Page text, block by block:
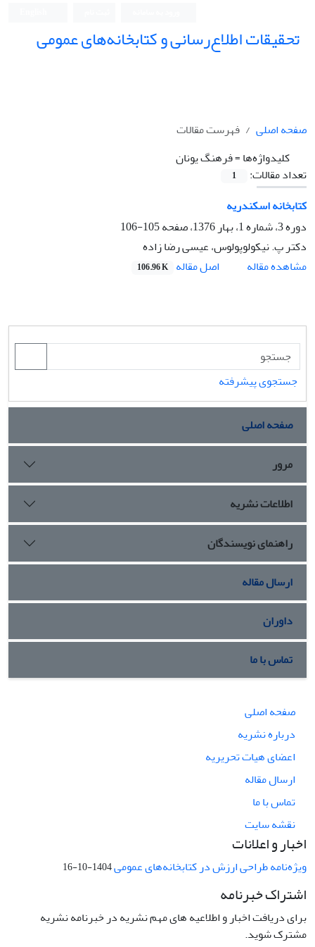
تحقیقات اطلاع‌رسانی و کتابخانه‌های عمومی
صفحه اصلی
فهرست مقالات
کلیدواژه‌ها =فرهنگ یونان
تعداد مقالات:
1
کتابخانه اسکندریه
دوره 3، شماره 1، بهار 1376، صفحه
105-106
دکتر پ. نیکولوپولوس، عیسی رضا زاده
مشاهده مقاله
اصل مقاله 106.96 K
جستجوی پیشرفته
صفحه اصلی
مرور
اطلاعات نشریه
راهنمای نویسندگان
ارسال مقاله
داوران
تماس با ما
صفحه اصلی
درباره نشریه
اعضای هیات تحریریه
ارسال مقاله
تماس با ما
نقشه سایت
اخبار و اعلانات
ویژه‌نامه طراحی ارزش در کتابخانه‌های عمومی1404-10-16
اشتراک خبرنامه
برای دریافت اخبار و اطلاعیه های مهم نشریه در خبرنامه نشریه
مشترک شوید.